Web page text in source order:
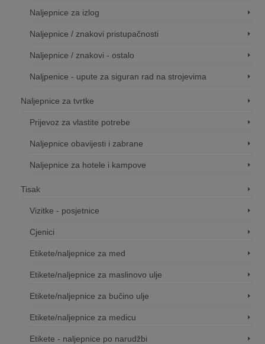
Naljepnice za izlog
Naljepnice / znakovi pristupačnosti
Naljepnice / znakovi - ostalo
Naljpenice - upute za siguran rad na strojevima
Naljepnice za tvrtke
Prijevoz za vlastite potrebe
Naljepnice obavijesti i zabrane
Naljepnice za hotele i kampove
Tisak
Vizitke - posjetnice
Cjenici
Etikete/naljepnice za med
Etikete/naljepnice za maslinovo ulje
Etikete/naljepnice za bučino ulje
Etikete/naljepnice za medicu
Etikete - naljepnice po narudžbi